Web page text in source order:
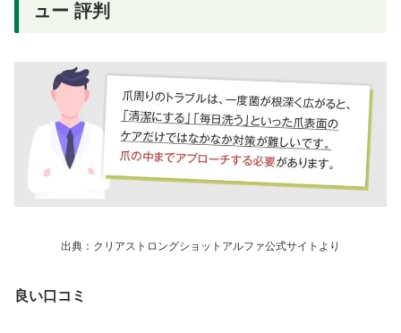
ュー 評判
出典：クリアストロングショットアルファ公式サイトより
良い口コミ